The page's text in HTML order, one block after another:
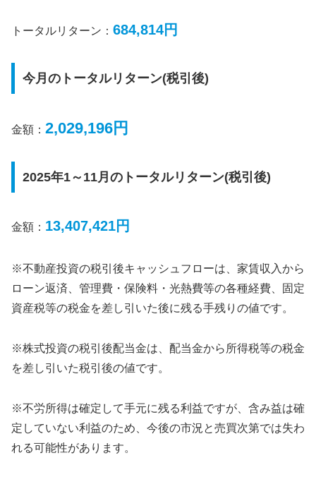
トータルリターン： 684,814円
今月のトータルリターン(税引後)
金額： 2,029,196円
2025年1～11月のトータルリターン(税引後)
金額： 13,407,421円
※不動産投資の税引後キャッシュフローは、家賃収入から
ローン返済、管理費・保険料・光熱費等の各種経費、固定
資産税等の税金を差し引いた後に残る手残りの値です。
※株式投資の税引後配当金は、配当金から所得税等の税金
を差し引いた税引後の値です。
※不労所得は確定して手元に残る利益ですが、含み益は確
定していない利益のため、今後の市況と売買次第では失わ
れる可能性があります。